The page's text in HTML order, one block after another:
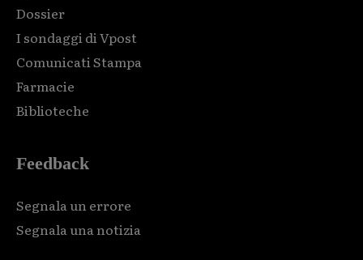
Dossier
I sondaggi di Vpost
Comunicati Stampa
Farmacie
Biblioteche
Feedback
Segnala un errore
Segnala una notizia